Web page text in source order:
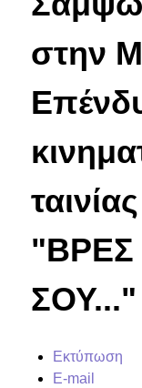
στην
"ΒΡΕΣ
ΣΟΥ..."
Εκτύπωση
E-mail